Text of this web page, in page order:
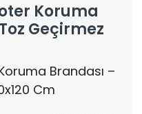
Koruma
Geçirmez
Brandası –
Cm